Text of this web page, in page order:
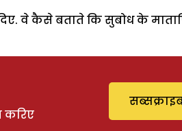
वे कैसे बताते कि सुबोध के
करिए